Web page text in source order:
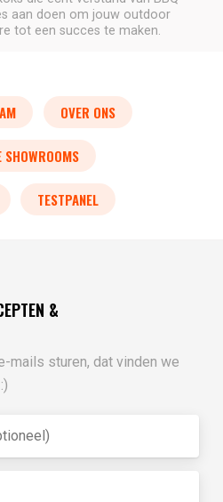
aan doen om jouw outdoor
tot een succes te maken.
OVER ONS
SHOWROOMS
TESTPANEL
&
mails sturen, dat vinden we